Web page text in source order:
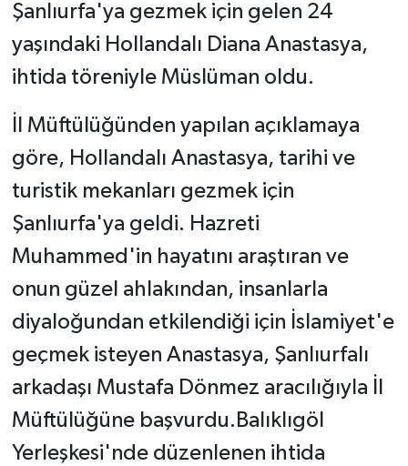
Şanlıurfa'ya gezmek için gelen 24
yaşındaki Hollandalı Diana Anastasya,
ihtida töreniyle Müslüman oldu.
İl Müftülüğünden yapılan açıklamaya
göre, Hollandalı Anastasya, tarihi ve
turistik mekanları gezmek için
Şanlıurfa'ya geldi. Hazreti
Muhammed'in hayatını araştıran ve
onun güzel ahlakından, insanlarla
diyaloğundan etkilendiği için İslamiyet'e
geçmek isteyen Anastasya, Şanlıurfalı
arkadaşı Mustafa Dönmez aracılığıyla İl
Müftülüğüne başvurdu.Balıklıgöl
Yerleşkesi'nde düzenlenen ihtida